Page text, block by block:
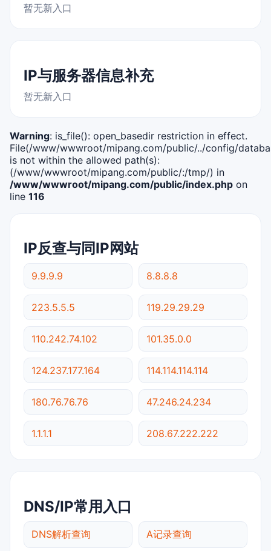
暂无新入口
IP与服务器信息补充
暂无新入口
Warning: is_file(): open_basedir restriction in effect.
File(/www/wwwroot/mipang.com/public/../config/
is not within the allowed path(s):
(/www/wwwroot/mipang.com/public/:/tmp/) in
/www/wwwroot/mipang.com/public/index.php on
line 116
IP反查与同IP网站
9.9.9.9 8.8.8.8
223.5.5.5 119.29.29.29
110.242.74.102 101.35.0.0
124.237.177.164 114.114.114.114
180.76.76.76 47.246.24.234
1.1.1.1 208.67.222.222
DNS/IP常用入口
DNS解析查询 A记录查询